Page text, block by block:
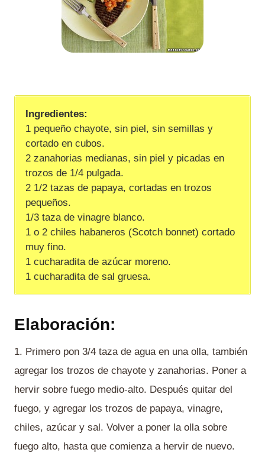
Ingredientes:
1 pequeño chayote, sin piel, sin semillas y
cortado en cubos.
2 zanahorias medianas, sin piel y picadas en
trozos de 1/4 pulgada.
2 1/2 tazas de papaya, cortadas en trozos
pequeños.
1/3 taza de vinagre blanco.
1 o 2 chiles habaneros (Scotch bonnet) cortado
muy fino.
1 cucharadita de azúcar moreno.
1 cucharadita de sal gruesa.
Elaboración:
1. Primero pon 3/4 taza de agua en una olla, también
agregar los trozos de chayote y zanahorias. Poner a
hervir sobre fuego medio-alto. Después quitar del
fuego, y agregar los trozos de papaya, vinagre,
chiles, azúcar y sal. Volver a poner la olla sobre
fuego alto, hasta que comienza a hervir de nuevo.